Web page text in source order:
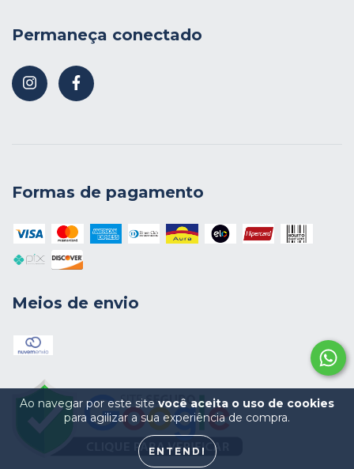
Ao navegar por este site você aceita o uso de cookies
para agilizar a sua experiência de compra.
ENTENDI
Permaneça conectado
Formas de pagamento
Meios de envio